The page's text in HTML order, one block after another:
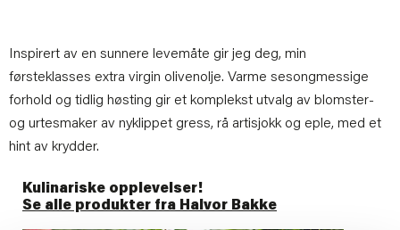
Inspirert av en sunnere levemåte gir jeg deg, min
førsteklasses extra virgin olivenolje. Varme sesongmessige
forhold og tidlig høsting gir et komplekst utvalg av blomster-
og urtesmaker av nyklippet gress, rå artisjokk og eple, med et
hint av krydder.
Kulinariske opplevelser!
Se alle produkter fra Halvor Bakke